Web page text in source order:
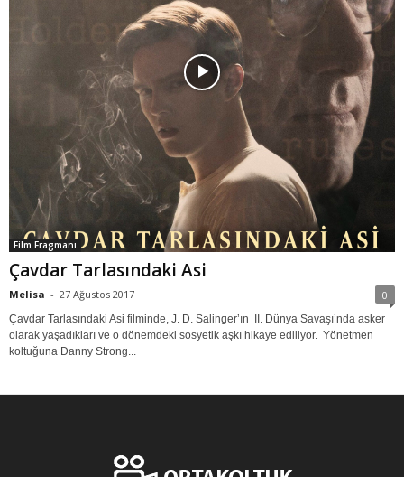
Film Fragmanı
Çavdar Tarlasındaki Asi
Melisa - 27 Ağustos 2017 0
Çavdar Tarlasındaki Asi filminde, J. D. Salinger’ın II. Dünya Savaşı’nda asker
olarak yaşadıkları ve o dönemdeki sosyetik aşkı hikaye ediliyor. Yönetmen
koltuğuna Danny Strong...